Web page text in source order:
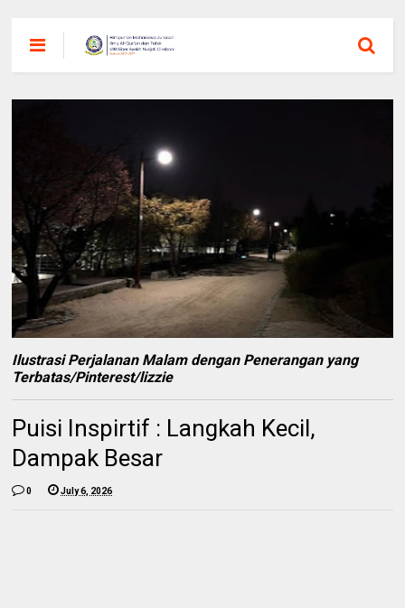
Ilustrasi Perjalanan Malam dengan Penerangan yang
Terbatas/Pinterest/lizzie
Puisi Inspirtif : Langkah Kecil,
Dampak Besar
0 July 6, 2026